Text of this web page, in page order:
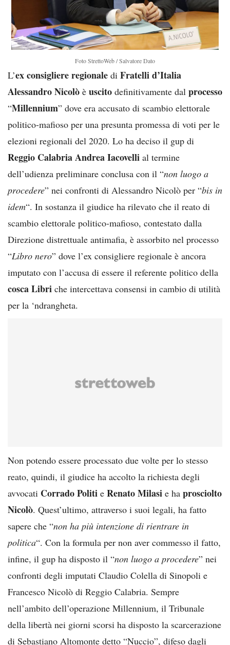
Foto StrettoWeb / Salvatore Dato
L’ex consigliere regionale di Fratelli d’Italia
Alessandro Nicolò è uscito definitivamente dal processo
“Millennium” dove era accusato di scambio elettorale
politico-mafioso per una presunta promessa di voti per le
elezioni regionali del 2020. Lo ha deciso il gup di
Reggio CalabriaAndrea Iacovelli al termine
dell’udienza preliminare conclusa con il “non luogo a
procedere” nei confronti di Alessandro Nicolò per “bis in
idem“. In sostanza il giudice ha rilevato che il reato di
scambio elettorale politico-mafioso, contestato dalla
Direzione distrettuale antimafia, è assorbito nel processo
“Libro nero” dove l’ex consigliere regionale è ancora
imputato con l’accusa di essere il referente politico della
cosca Libri che intercettava consensi in cambio di utilità
per la ‘ndrangheta.
Non potendo essere processato due volte per lo stesso
reato, quindi, il giudice ha accolto la richiesta degli
avvocati Corrado Politi e Renato Milasi e ha prosciolto
Nicolò. Quest’ultimo, attraverso i suoi legali, ha fatto
sapere che “non ha più intenzione di rientrare in
politica“. Con la formula per non aver commesso il fatto,
infine, il gup ha disposto il “non luogo a procedere” nei
confronti degli imputati Claudio Colella di Sinopoli e
Francesco Nicolò di Reggio Calabria. Sempre
nell’ambito dell’operazione Millennium, il Tribunale
della libertà nei giorni scorsi ha disposto la scarcerazione
di Sebastiano Altomonte detto “Nuccio”, difeso dagli